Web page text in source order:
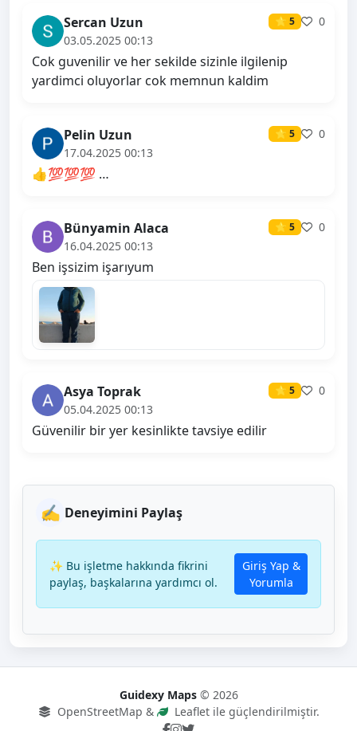
Sercan Uzun ⭐ 5
0
03.05.2025 00:13
Cok guvenilir ve her sekilde sizinle ilgilenip
yardimci oluyorlar cok memnun kaldim
Pelin Uzun ⭐ 5
0
17.04.2025 00:13
👍💯💯💯 …
Bünyamin Alaca ⭐ 5
0
16.04.2025 00:13
Ben işsizim işarıyum
Asya Toprak ⭐ 5
0
05.04.2025 00:13
Güvenilir bir yer kesinlikte tavsiye edilir
✍️ Deneyimini Paylaş
✨ Bu işletme hakkında fikrini
paylaş, başkalarına yardımcı ol.
Giriş Yap &
Yorumla
Guidexy Maps© 2026
OpenStreetMap &
Leaflet ile güçlendirilmiştir.